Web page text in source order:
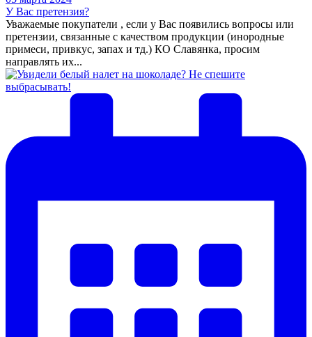
У Вас претензия?
Уважаемые покупатели , если у Вас появились вопросы или
претензии, связанные с качеством продукции (инородные
примеси, привкус, запах и тд.) КО Славянка, просим
направлять их...